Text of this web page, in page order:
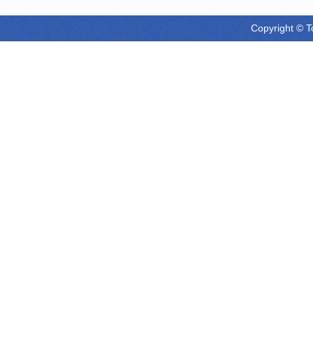
Copyright ©